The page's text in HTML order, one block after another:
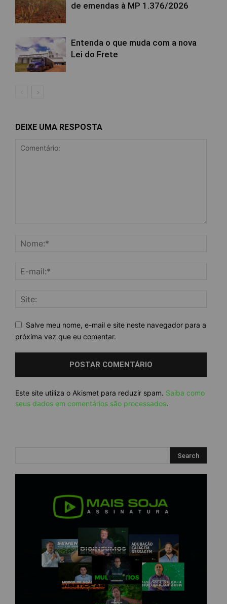
de emendas à MP 1.376/2026
Entenda o que muda com a nova
Lei do Frete
DEIXE UMA RESPOSTA
Salve meu nome, e-mail e site neste navegador para a
próxima vez que eu comentar.
Este site utiliza o Akismet para reduzir spam. Saiba como
seus dados em comentários são processados.